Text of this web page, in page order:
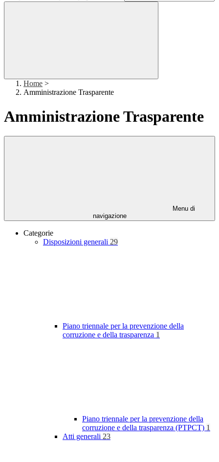
Home >
Amministrazione Trasparente
Amministrazione Trasparente
Menu di
navigazione
Categorie
Disposizioni generali 29
Piano triennale per la prevenzione della
corruzione e della trasparenza 1
Piano triennale per la prevenzione della
corruzione e della trasparenza (PTPCT) 1
Atti generali 23